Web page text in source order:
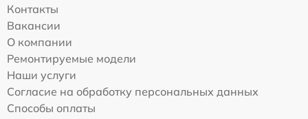
Контакты
Вакансии
О компании
Ремонтируемые модели
Наши услуги
Согласие на обработку персональных данных
Способы оплаты